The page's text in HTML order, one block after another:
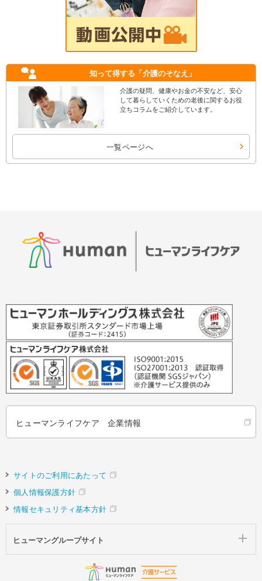
知って得する 「介護のそなえ」
介護の疑問、健康やお金の不安など、安心
して暮らしていくための老後に関するお役
立ちコラムをご紹介しています。
一覧ページへ
ヒューマンライフケア 企業情報
サイトのご利用にあたって
個人情報保護方針
情報セキュリティ基本方針
ヒューマングループサイト